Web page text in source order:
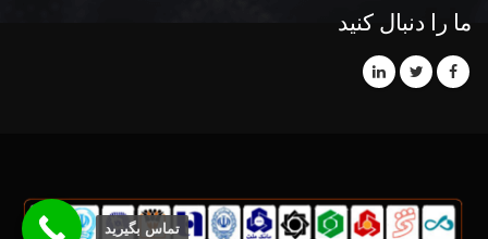
ما را دنبال کنید
تماس بگیرید